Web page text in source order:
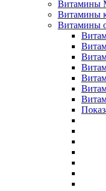
Витамины
Витамины
Витамины